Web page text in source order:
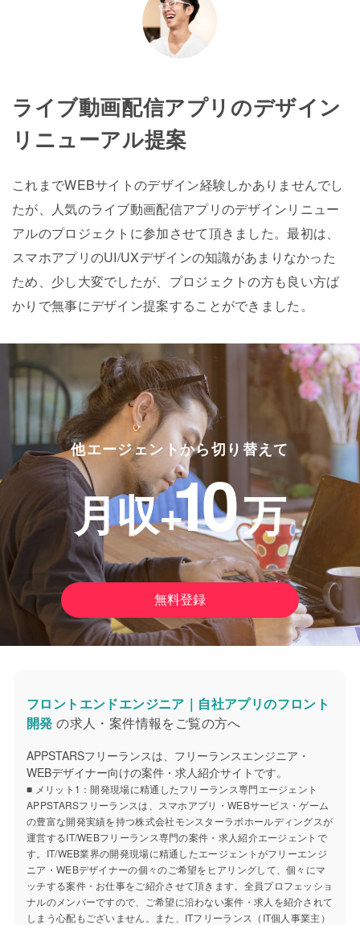
ライブ動画配信アプリのデザイン
リニューアル提案
これまでWEBサイトのデザイン経験しかありませんでし
たが、人気のライブ動画配信アプリのデザインリニュー
アルのプロジェクトに参加させて頂きました。最初は、
スマホアプリのUI/UXデザインの知識があまりなかった
ため、少し大変でしたが、プロジェクトの方も良い方ば
かりで無事にデザイン提案することができました。
他エージェントから切り替えて
月収+10 万
無料登録
フロントエンドエンジニア｜自社アプリのフロント
開発の求人・案件情報をご覧の方へ
APPSTARSフリーランスは、フリーランスエンジニア・
WEBデザイナー向けの案件・求人紹介サイトです。
■ メリット1：開発現場に精通したフリーランス専門エージェント
APPSTARSフリーランスは、スマホアプリ・WEBサービス・ゲーム
の豊富な開発実績を持つ株式会社モンスターラボホールディングスが
運営するIT/WEBフリーランス専門の案件・求人紹介エージェントで
す。IT/WEB業界の開発現場に精通したエージェントがフリーエンジ
ニア・WEBデザイナーの個々のご希望をヒアリングして、個々にマ
ッチする案件・お仕事をご紹介させて頂きます。全員プロフェッショ
ナルのメンバーですので、ご希望に沿わない案件・求人を紹介されて
しまう心配もございません。また、ITフリーランス（IT個人事業主）